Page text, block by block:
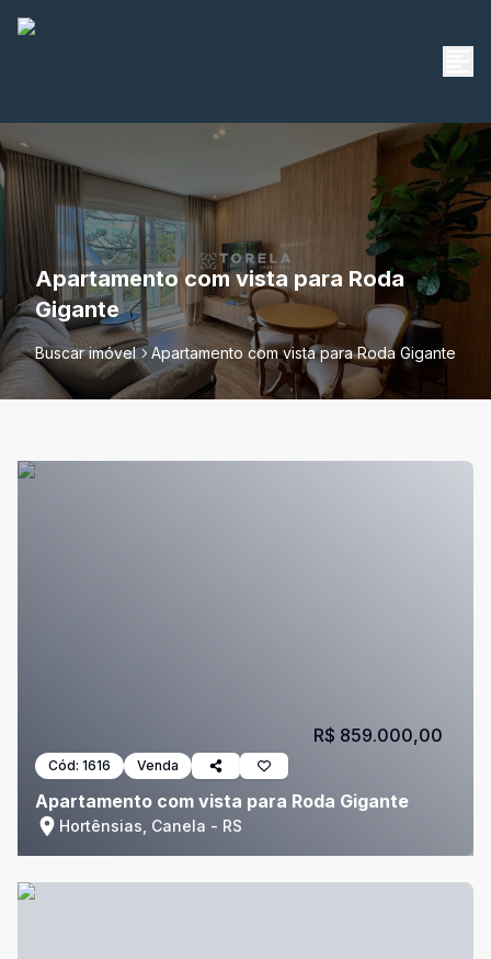
Apartamento com vista para Roda
Gigante
Buscar imóvel Apartamento com vista para Roda Gigante
Cód: 1616 Venda
Apartamento com vista para Roda Gigante
Hortênsias, Canela - RS
R$ 859.000,00